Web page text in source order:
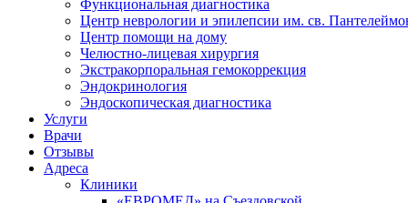
Функциональная диагностика
Центр неврологии и эпилепсии им. св.
Центр помощи на дому
Челюстно-лицевая хирургия
Экстракорпоральная гемокоррекция
Эндокринология
Эндоскопическая диагностика
Услуги
Врачи
Отзывы
Адреса
Клиники